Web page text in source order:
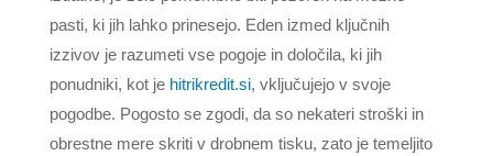
pasti, ki jih lahko prinesejo. Eden izmed ključnih
izzivov je razumeti vse pogoje in določila, ki jih
ponudniki, kot je hitrikredit.si, vključujejo v svoje
pogodbe. Pogosto se zgodi, da so nekateri stroški in
obrestne mere skriti v drobnem tisku, zato je temeljito